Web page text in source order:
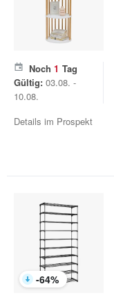
Noch 1 Tag
Gültig: 03.08. -
10.08.
Details im Prospekt
-64%